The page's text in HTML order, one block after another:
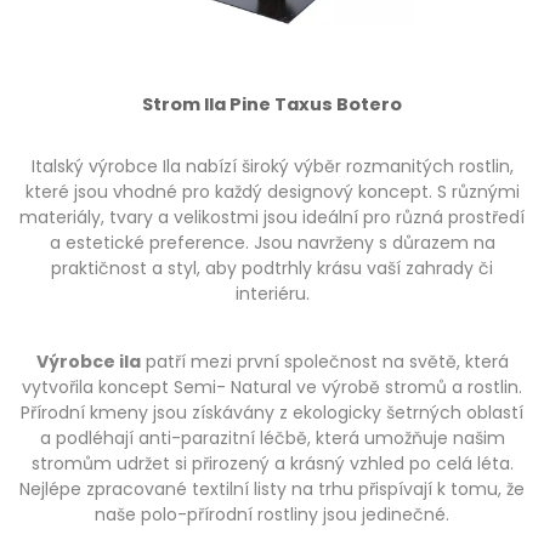
Strom Ila Pine Taxus Botero
Italský výrobce Ila nabízí široký výběr rozmanitých rostlin,
které jsou vhodné pro každý designový koncept. S různými
materiály, tvary a velikostmi jsou ideální pro různá prostředí
a estetické preference. Jsou navrženy s důrazem na
praktičnost a styl, aby podtrhly krásu vaší zahrady či
interiéru.
Výrobce ilapatří mezi první společnost na světě, která
vytvořila koncept Semi- Natural ve výrobě stromů a rostlin.
Přírodní kmeny jsou získávány z ekologicky šetrných oblastí
a podléhají anti-parazitní léčbě, která umožňuje našim
stromům udržet si přirozený a krásný vzhled po celá léta.
Nejlépe zpracované textilní listy na trhu přispívají k tomu, že
naše polo-přírodní rostliny jsou jedinečné.